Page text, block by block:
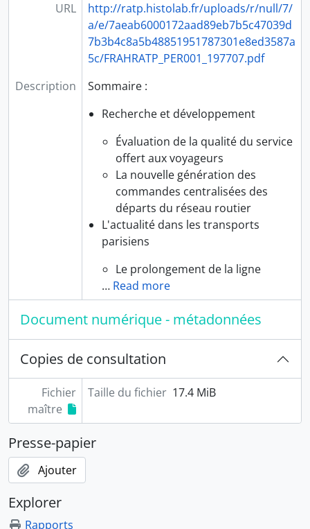
PER30 - Des espaces pour demain (2003)
PER31 - Inter-Infos (1997-2004)
PER32 - Le journal des actions (1998-2000)
PER33 - L'attelage (1995-2003)
PER34 - Journée de formation médicale (1975-1995)
PER35 - Actualités du droit (1991-1999)
URL
http://ratp.histolab.fr/uploads/r/null/7/
a/e/7aeab6000172aad89eb7b5c47039d
7b3b4c8a5b48851951787301e8ed3587a
5c/FRAHRATP_PER001_197707.pdf
Description
Sommaire :
Recherche et développement
Évaluation de la qualité du service
offert aux voyageurs
La nouvelle génération des
commandes centralisées des
départs du réseau routier
L'actualité dans les transports
parisiens
Le prolongement de la ligne
… Read more
Document numérique - métadonnées
Copies de consultation
Fichier
maître
Taille du fichier 17.4 MiB
Presse-papier
Ajouter
Explorer
Rapports